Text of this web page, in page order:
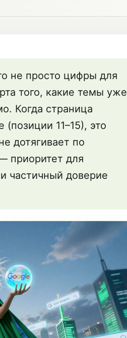
не просто цифры для
того, какие темы уже
Когда страница
11–15), это
дотягивает по
приоритет для
частичный доверие